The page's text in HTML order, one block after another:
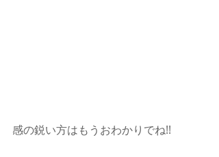
感の鋭い方はもうおわかりでね!!